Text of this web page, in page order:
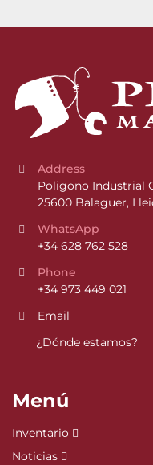
Address
Poligono Industrial
25600 Balaguer,
WhatsApp
+34 628 762 528
Phone
+34 973 449 021
Email
¿Dónde estamos?
Menú
Inventario
Noticias